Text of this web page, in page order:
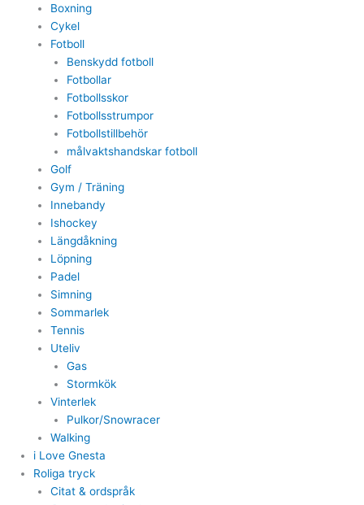
Boxning
Cykel
Fotboll
Benskydd fotboll
Fotbollar
Fotbollsskor
Fotbollsstrumpor
Fotbollstillbehör
målvaktshandskar fotboll
Golf
Gym / Träning
Innebandy
Ishockey
Längdåkning
Löpning
Padel
Simning
Sommarlek
Tennis
Uteliv
Gas
Stormkök
Vinterlek
Pulkor/Snowracer
Walking
i Love Gnesta
Roliga tryck
Citat & ordspråk